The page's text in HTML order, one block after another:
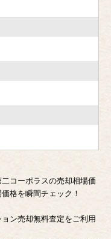
コーポラスの売却相場価
格を瞬間チェック！
ン売却無料査定をご利用